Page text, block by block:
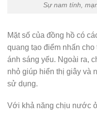
Sự nam tính,
Mặt số của đồng hồ có
quang tạo điểm nhấn
ánh sáng yếu. Ngoài ra,
nhỏ giúp hiển thị giây và
sử dụng.
Với khả năng chịu nước